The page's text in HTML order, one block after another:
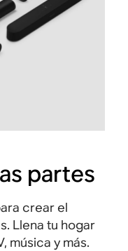
partes
crear el
Llena tu hogar
música y más.